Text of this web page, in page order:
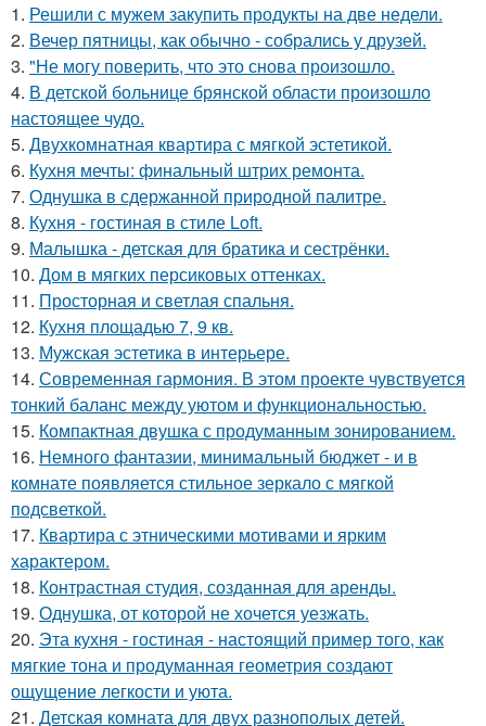
1. Решили с мужем закупить продукты на две недели.
2. Вечер пятницы, как обычно - собрались у друзей.
3. "Не могу поверить, что это снова произошло.
4. В детской больнице брянской области произошло
настоящее чудо.
5. Двухкомнатная квартира с мягкой эстетикой.
6. Кухня мечты: финальный штрих ремонта.
7. Однушка в сдержанной природной палитре.
8. Кухня - гостиная в стиле Loft.
9. Малышка - детская для братика и сестрёнки.
10. Дом в мягких персиковых оттенках.
11. Просторная и светлая спальня.
12. Кухня площадью 7, 9 кв.
13. Мужская эстетика в интерьере.
14. Современная гармония. В этом проекте чувствуется
тонкий баланс между уютом и функциональностью.
15. Компактная двушка с продуманным зонированием.
16. Немного фантазии, минимальный бюджет - и в
комнате появляется стильное зеркало с мягкой
подсветкой.
17. Квартира с этническими мотивами и ярким
характером.
18. Контрастная студия, созданная для аренды.
19. Однушка, от которой не хочется уезжать.
20. Эта кухня - гостиная - настоящий пример того, как
мягкие тона и продуманная геометрия создают
ощущение легкости и уюта.
21. Детская комната для двух разнополых детей.